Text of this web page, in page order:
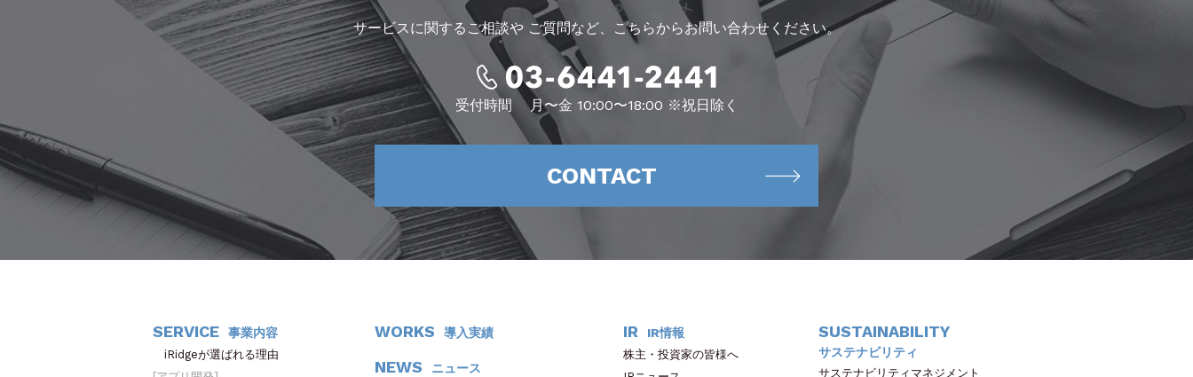
サービスに関するご相談やご質問など、こちらからお問い合わせください。
受付時間 月〜金 10:00〜18:00 ※祝日除く
CONTACT
SERVICE 事業内容
iRidgeが選ばれる理由
WORKS 導入実績
NEWS ニュース
IR IR情報
株主・投資家の皆様へ
SUSTAINABILITY
サステナビリティ
サステナビリティマネジメント